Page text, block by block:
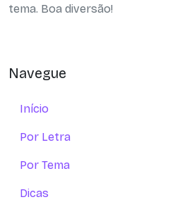
tema. Boa diversão!
Navegue
Início
Por Letra
Por Tema
Dicas